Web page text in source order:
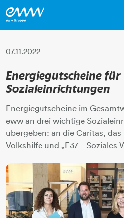
07.11.2022
Energiegutscheine für
Sozialeinrichtungen
Energiegutscheine im
eww an drei wichtige
übergeben: an die Caritas, das
Volkshilfe und „E37 – Soziales